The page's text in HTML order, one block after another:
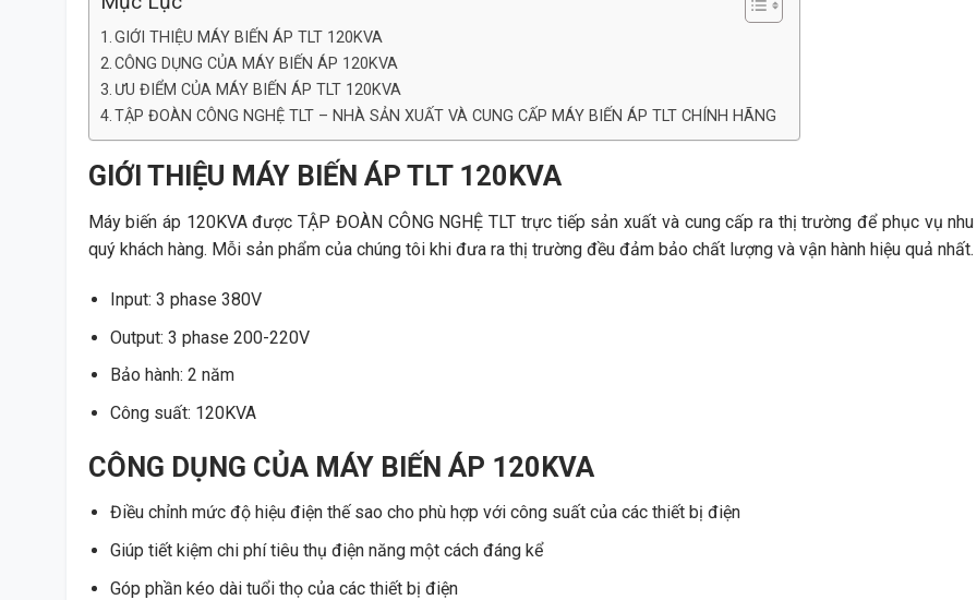
GIỚI THIỆU MÁY BIẾN ÁP TLT 120KVA
CÔNG DỤNG CỦA MÁY BIẾN ÁP 120KVA
ƯU ĐIỂM CỦA MÁY BIẾN ÁP TLT 120KVA
TẬP ĐOÀN CÔNG NGHỆ TLT – NHÀ SẢN XUẤT VÀ CUNG CẤP MÁY BIẾN ÁP TLT CHÍNH HÃNG
GIỚI THIỆU MÁY BIẾN ÁP TLT 120KVA
Máy biến áp 120KVA được TẬP ĐOÀN CÔNG NGHỆ TLT trực tiếp sản xuất và cung cấp ra thị trường để phục vụ
quý khách hàng. Mỗi sản phẩm của chúng tôi khi đưa ra thị trường đều đảm bảo chất lượng và vận hành hiệu quả nhất.
Input: 3 phase 380V
Output: 3 phase 200-220V
Bảo hành: 2 năm
Công suất: 120KVA
CÔNG DỤNG CỦA MÁY BIẾN ÁP 120KVA
Điều chỉnh mức độ hiệu điện thế sao cho phù hợp với công suất của các thiết bị điện
Giúp tiết kiệm chi phí tiêu thụ điện năng một cách đáng kể
Góp phần kéo dài tuổi thọ của các thiết bị điện